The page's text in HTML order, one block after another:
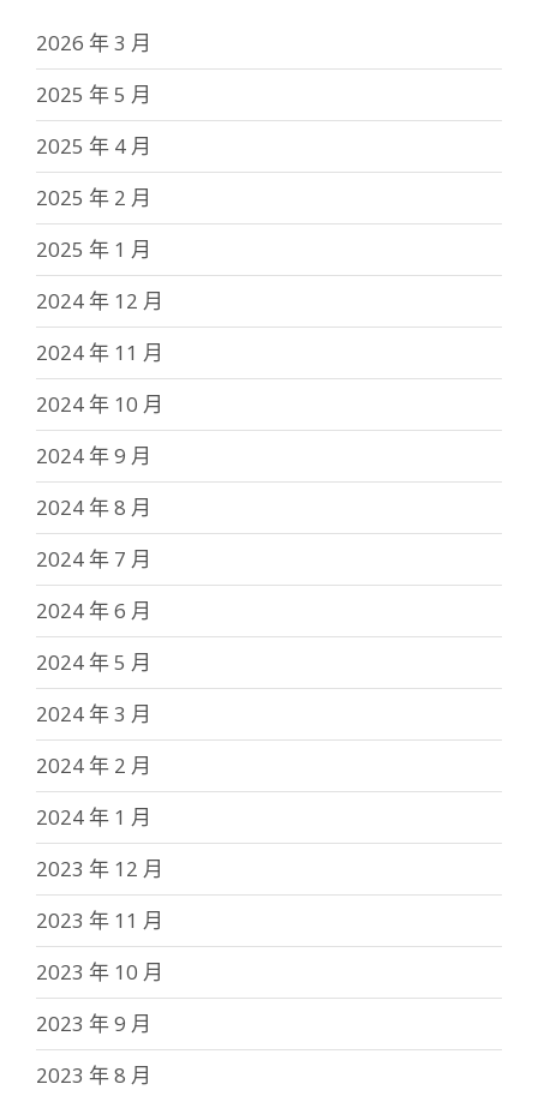
2026 年 3 月
2025 年 5 月
2025 年 4 月
2025 年 2 月
2025 年 1 月
2024 年 12 月
2024 年 11 月
2024 年 10 月
2024 年 9 月
2024 年 8 月
2024 年 7 月
2024 年 6 月
2024 年 5 月
2024 年 3 月
2024 年 2 月
2024 年 1 月
2023 年 12 月
2023 年 11 月
2023 年 10 月
2023 年 9 月
2023 年 8 月